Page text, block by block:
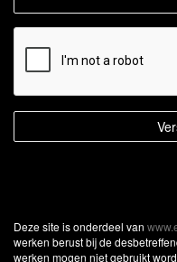
Deze site is onderdeel van
werken berust bij de
werken mogen niet gebruikt